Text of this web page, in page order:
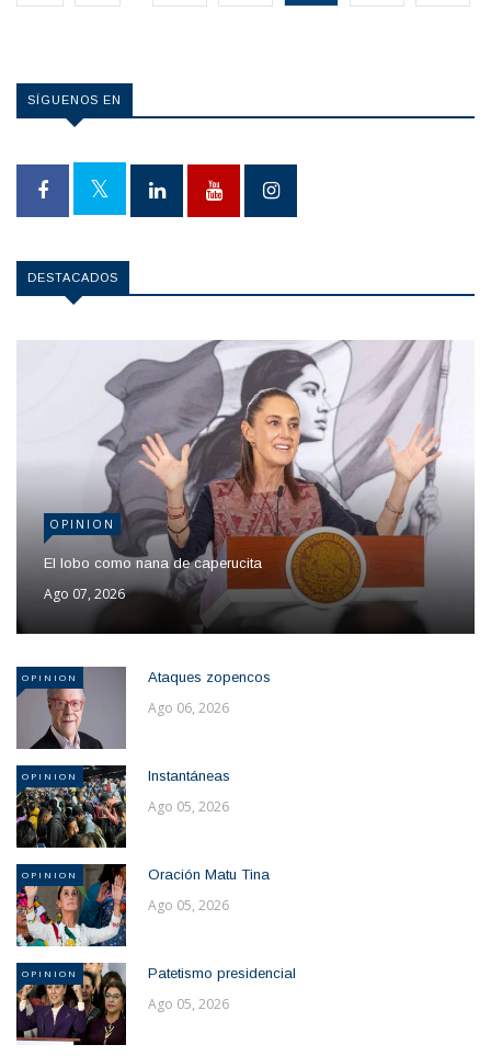
SÍGUENOS EN
DESTACADOS
OPINION
El lobo como nana de caperucita
Ago 07, 2026
OPINION Ataques zopencos
Ago 06, 2026
OPINION Instantáneas
Ago 05, 2026
OPINION Oración Matu Tina
Ago 05, 2026
OPINION Patetismo presidencial
Ago 05, 2026